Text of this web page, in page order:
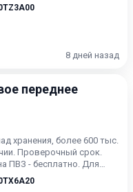
8 дней назад
переднее
хранения, более 600 тыс.
Проверочный срок.
ПВЗ - бесплатно. Для